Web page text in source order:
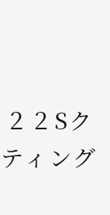
２Sク
ィング